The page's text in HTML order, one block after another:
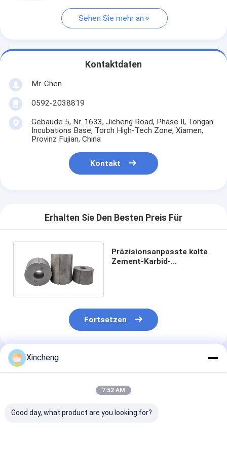
Sehen Sie mehr an
Kontaktdaten
Mr. Chen
0592-2038819
Gebäude 5, Nr. 1633, Jicheng Road, Phase II, Tongan
Incubations Base, Torch High-Tech Zone, Xiamen,
Provinz Fujian, China
Kontakt
Erhalten Sie Den Besten Preis Für
Präzisionsanpasste kalte
Zement-Karbid-
Fortsetzen
Empfohlene Produkte
Xincheng
7:52 AM
Good day, what product are you looking for?